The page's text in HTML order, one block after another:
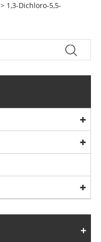
> 1,3-Dichloro-5,5-